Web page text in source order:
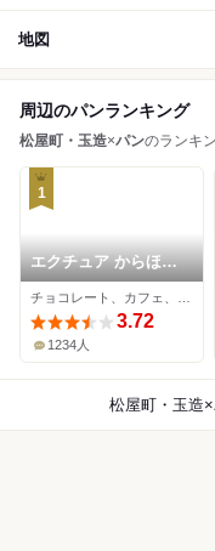
地図
周辺のパンランキング
松屋町・玉造×パンのランキ
1
エクチュア からほり
「蔵」本店
3.72
1234人
松屋町・玉造